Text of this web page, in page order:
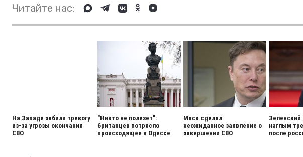
Читайте нас:
На Западе забили тревогу
из-за угрозы окончания
СВО
"Никто не полезет":
британцев потрясло
происходящее в Одессе
Маск сделал
неожиданное заявление о
завершении СВО
Зеленский
наглым
после